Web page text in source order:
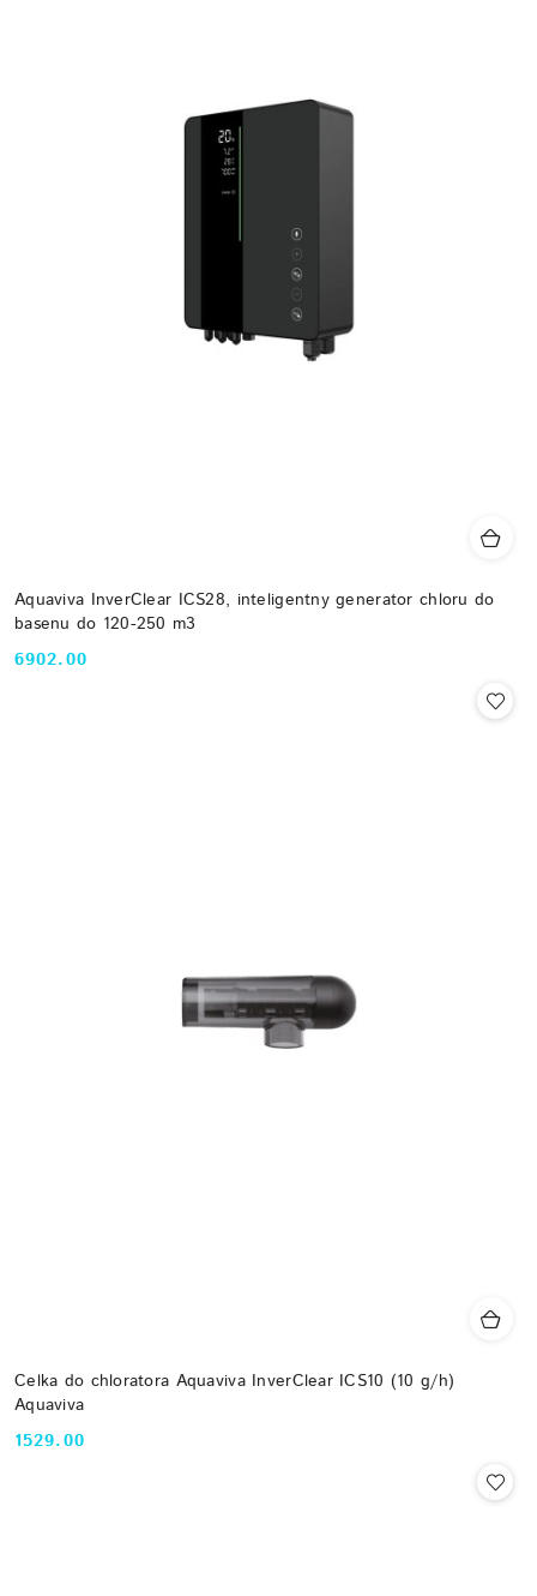
Aquaviva InverClear ICS28, inteligentny generator chloru do
basenu do 120-250 m3
Cena:
6902.00
Celka do chloratora Aquaviva InverClear ICS10 (10 g/h)
Aquaviva
Cena:
1529.00